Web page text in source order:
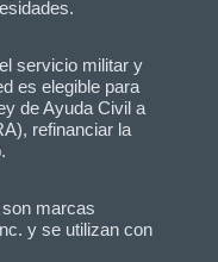
servicio militar y
es elegible para
de Ayuda Civil a
refinanciar la
son marcas
y se utilizan con